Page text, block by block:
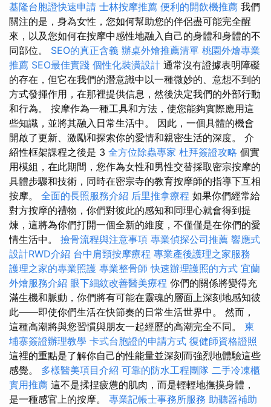
基隆台胞證快速申請 士林按摩推薦 便利的開飲機推薦 我們
關注的是，身為女性，您如何幫助您的伴侶盡可能完全醒
來，以及您如何在按摩中感性地融入自己的身體和身體的不
同部位。 SEO的真正含義 辦桌外燴推薦清單 桃園外燴專業
推薦 SEO最佳實踐 個性化裝潢設計 通常沒有證據表明障礙
的存在，但它在我們的潛意識中以一種微妙的、意想不到的
方式發揮作用，在那裡提供信息，然後決定我們的外部行動
和行為。 按摩作為一種工具和方法，使您能夠實際應用這
些知識，並將其融入日常生活中。 因此，一個具體的機會
開啟了更新、激勵和探索你的愛情和親密生活的深度。 介
紹性框架課程之後是 3 全方位除蟲專家 杜拜簽證攻略 個實
用模組，在此期間，您作為女性和男性交替採取密宗按摩的
具體步驟和技術，同時在密宗寺的教育按摩師的指導下互相
按摩。 全面的長照服務介紹 后里推拿療程 如果你們經常給
對方按摩的禮物，你們對彼此的感知和同理心就會得到提
煉，這將為你們打開一個全新的維度，不僅僅是在你們的愛
情生活中。 撿骨流程與注意事項 專業偵探公司推薦 響應式
設計RWD介紹 台中肩頸按摩療程 專業產後護理之家服務
護理之家的專業照護 專業整骨師 快速辦理護照的方式 宜蘭
外燴服務介紹 眼下細紋改善醫美療程 你們的關係將變得充
滿生機和脈動，你們將有可能在靈魂的層面上深刻地感知彼
此——即使你們生活在快節奏的日常生活世界中。 然而，
這種高潮將與您習慣與朋友一起經歷的高潮完全不同。 柬
埔寨簽證辦理教學 卡式台胞證的申請方式 復健師資格證照
這裡的重點是了解你自己的性能量並深刻而強烈地體驗這些
感覺。 多樣醫美項目介紹 可靠的防水工程團隊 二手冷凍櫃
實用推薦 這不是揉捏疲憊的肌肉，而是輕輕地撫摸身體，
是一種感官上的按摩。 專業記帳士事務所服務 助聽器補助